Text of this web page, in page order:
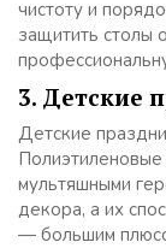
чистоту и
защитить столы
3. Детские
Детские
Полиэтиленовые
мультяшными
декора, а их
— большим